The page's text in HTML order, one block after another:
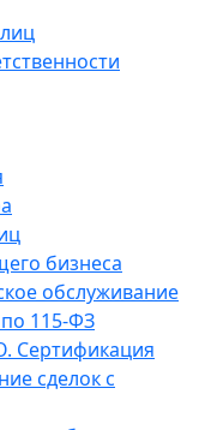
бизнеса
обслуживание
115-ФЗ
Сертификация
сделок с